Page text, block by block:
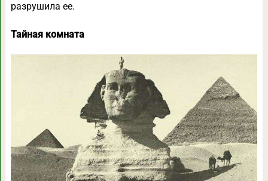
разрушила ее.
Тайная комната